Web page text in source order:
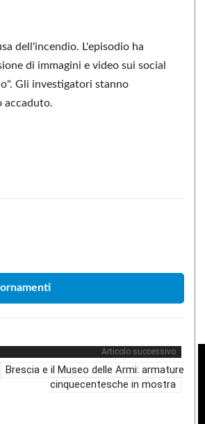
dell'incendio. L'episodio ha
di immagini e video sui social
Gli investigatori stanno
accaduto.
Articolo successivo
Brescia e il Museo delle Armi: armature
cinquecentesche in mostra